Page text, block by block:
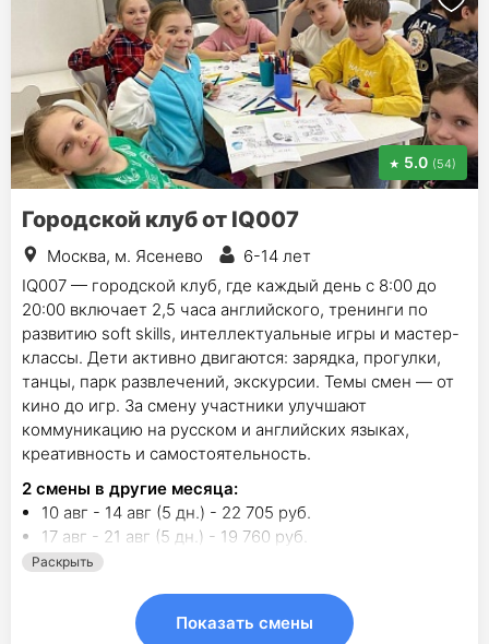
5.0 (54)
Городской клуб от IQ007
Москва, м. Ясенево
6-14 лет
IQ007 — городской клуб, где каждый день с 8:00 до
20:00 включает 2,5 часа английского, тренинги по
развитию soft skills, интеллектуальные игры и мастер-
классы. Дети активно двигаются: зарядка, прогулки,
танцы, парк развлечений, экскурсии. Темы смен — от
кино до игр. За смену участники улучшают
коммуникацию на русском и английских языках,
креативность и самостоятельность.
2 смены в другие месяца:
10 авг - 14 авг (5 дн.) - 22 705 руб.
17 авг - 21 авг (5 дн.) - 19 760 руб.
Раскрыть
Показать смены